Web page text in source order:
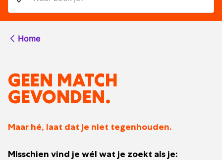
Home
GEEN MATCH
GEVONDEN.
Maar hé, laat dat je niet tegenhouden.
Misschien vind je wél wat je zoekt als je: